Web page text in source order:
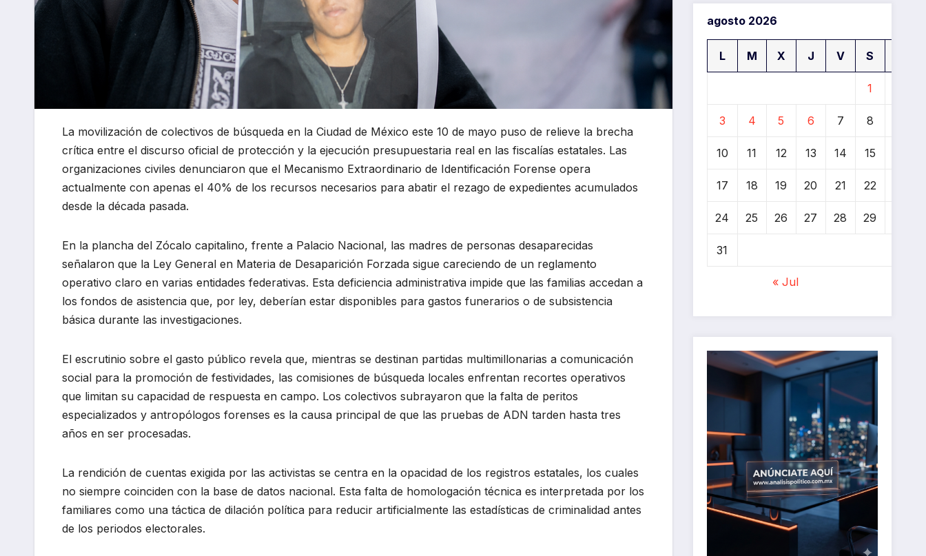
La movilización de colectivos de búsqueda en la Ciudad de México este 10 de mayo puso de relieve la brecha
crítica entre el discurso oficial de protección y la ejecución presupuestaria real en las fiscalías estatales. Las
organizaciones civiles denunciaron que el Mecanismo Extraordinario de Identificación Forense opera
actualmente con apenas el 40% de los recursos necesarios para abatir el rezago de expedientes acumulados
desde la década pasada.
En la plancha del Zócalo capitalino, frente a Palacio Nacional, las madres de personas desaparecidas
señalaron que la Ley General en Materia de Desaparición Forzada sigue careciendo de un reglamento
operativo claro en varias entidades federativas. Esta deficiencia administrativa impide que las familias accedan a
los fondos de asistencia que, por ley, deberían estar disponibles para gastos funerarios o de subsistencia
básica durante las investigaciones.
El escrutinio sobre el gasto público revela que, mientras se destinan partidas multimillonarias a comunicación
social para la promoción de festividades, las comisiones de búsqueda locales enfrentan recortes operativos
que limitan su capacidad de respuesta en campo. Los colectivos subrayaron que la falta de peritos
especializados y antropólogos forenses es la causa principal de que las pruebas de ADN tarden hasta tres
años en ser procesadas.
La rendición de cuentas exigida por las activistas se centra en la opacidad de los registros estatales, los cuales
no siempre coinciden con la base de datos nacional. Esta falta de homologación técnica es interpretada por los
familiares como una táctica de dilación política para reducir artificialmente las estadísticas de criminalidad antes
de los periodos electorales.
agosto 2026
L M X J V S
1
3 4 5 6 7 8
10 11 12 13 14 15
17 18 19 20 21 22
24 25 26 27 28 29
31
« Jul